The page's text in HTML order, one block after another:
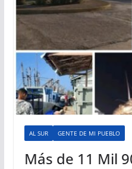
AL SUR GENTE DE MI PUEBLO
Más de 11 Mil